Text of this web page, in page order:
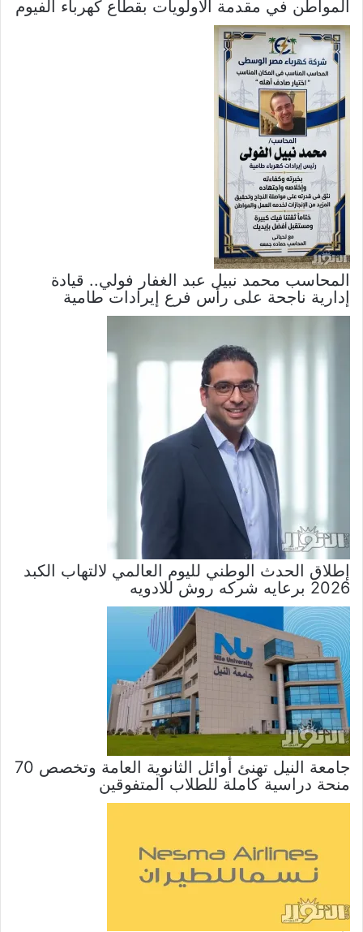
المواطن في مقدمة الأولويات بقطاع كهرباء الفيوم
المحاسب محمد نبيل عبد الغفار فولي.. قيادة
إدارية ناجحة على رأس فرع إيرادات طامية
إطلاق الحدث الوطني لليوم العالمي لالتهاب الكبد
2026 برعايه شركه روش للادويه
جامعة النيل تهنئ أوائل الثانوية العامة وتخصص 70
منحة دراسية كاملة للطلاب المتفوقين